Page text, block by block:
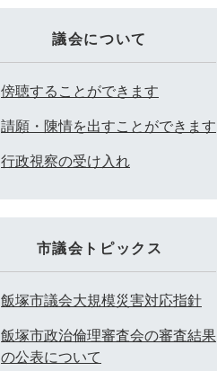
議会について
傍聴することができます
請願・陳情を出すことができます
行政視察の受け入れ
市議会トピックス
飯塚市議会大規模災害対応指針
飯塚市政治倫理審査会の審査結果
の公表について